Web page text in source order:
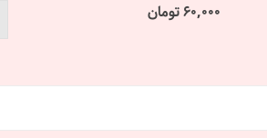
60,000 تومان